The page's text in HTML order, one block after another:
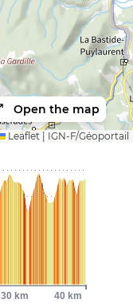
Open the map
Leaflet IGN-F/Géoportail
30 km 40 km